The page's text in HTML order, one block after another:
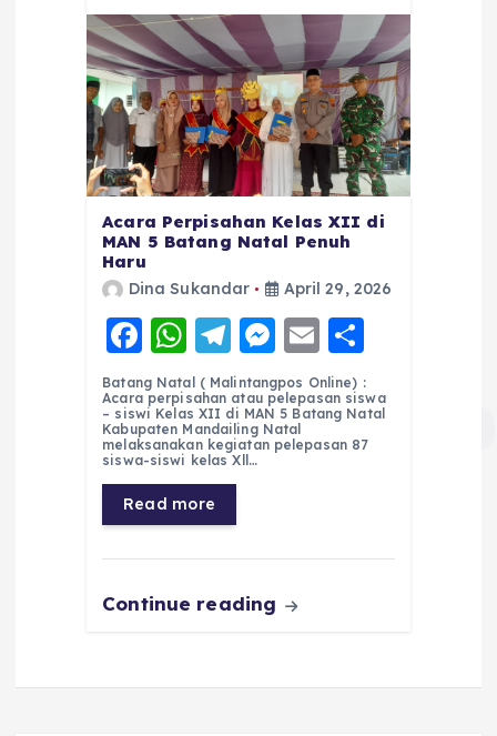
Acara Perpisahan Kelas XII di
MAN 5 Batang Natal Penuh
Haru
Dina Sukandar April 29, 2026
F
a
c
e
b
o
o
k
W
h
a
ts
A
p
p
T
el
e
g
r
a
m
M
e
ss
e
er
E
m
ai
l
h
a
re
Batang Natal ( Malintangpos Online) :
Acara perpisahan atau pelepasan siswa
– siswi Kelas XII di MAN 5 Batang Natal
Kabupaten Mandailing Natal
melaksanakan kegiatan pelepasan 87
siswa-siswi kelas Xll…
Read more
Continue reading